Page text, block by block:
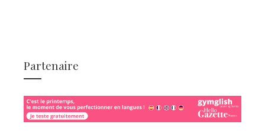
Partenaire